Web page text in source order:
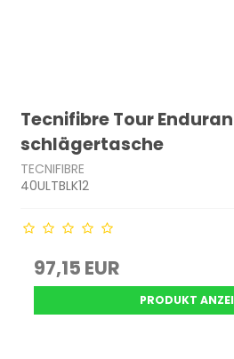
Tecnifibre Tour
schlägertasche
TECNIFIBRE
40ULTBLK12
97,15 EUR
PRODUKT